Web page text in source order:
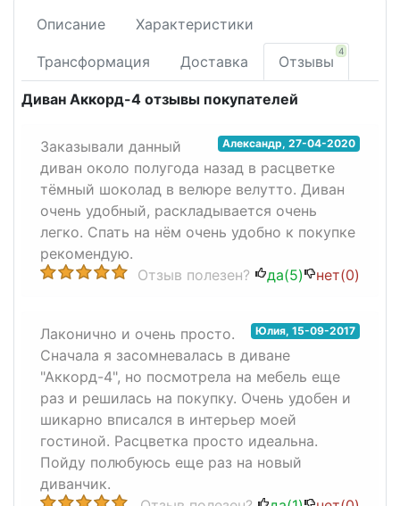
Описание Характеристики
Трансформация Доставка Отзывы
4
Диван Аккорд-4 отзывы покупателей
Александр,27-04-2020
Заказывали данный
диван около полугода назад в расцветке
тёмный шоколад в велюре велутто. Диван
очень удобный, раскладывается очень
легко. Спать на нём очень удобно к покупке
рекомендую.
Отзыв полезен?
да(5) нет(0)
Юлия,15-09-2017
Лаконично и очень просто.
Сначала я засомневалась в диване
"Аккорд-4", но посмотрела на мебель еще
раз и решилась на покупку. Очень удобен и
шикарно вписался в интерьер моей
гостиной. Расцветка просто идеальна.
Пойду полюбуюсь еще раз на новый
диванчик.